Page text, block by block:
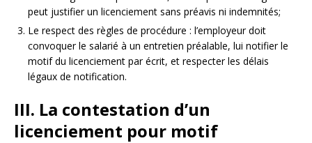
peut justifier un licenciement sans préavis ni indemnités;
Le respect des règles de procédure : l’employeur doit
convoquer le salarié à un entretien préalable, lui notifier le
motif du licenciement par écrit, et respecter les délais
légaux de notification.
III. La contestation d’un
licenciement pour motif